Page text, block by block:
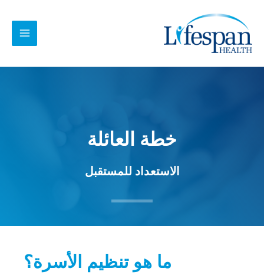
المحتوى
خطة العائلة
الاستعداد للمستقبل
ما هو تنظيم الأسرة؟